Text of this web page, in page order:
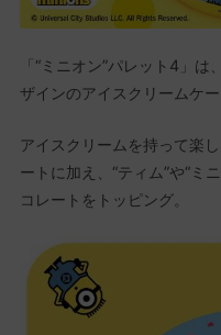
「“ミニオン”パレット4」
ザインのアイスクリームケー
アイスクリームを持って楽
ートに加え、“ティム”や“ミ
コレートをトッピング。